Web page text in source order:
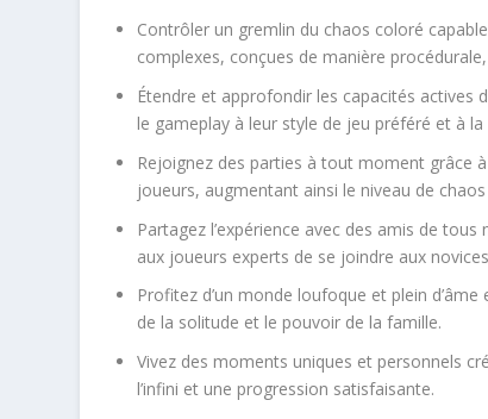
Contrôler un gremlin du chaos coloré
complexes, conçues de manière
Étendre et approfondir les capacités
le gameplay à leur style de jeu préféré et à
Rejoignez des parties à tout moment grâce
joueurs, augmentant ainsi le niveau de
Partagez l’expérience avec des amis de
aux joueurs experts de se joindre aux
Profitez d’un monde loufoque et plein
de la solitude et le pouvoir de la famille.
Vivez des moments uniques et personnels
l’infini et une progression satisfaisante.